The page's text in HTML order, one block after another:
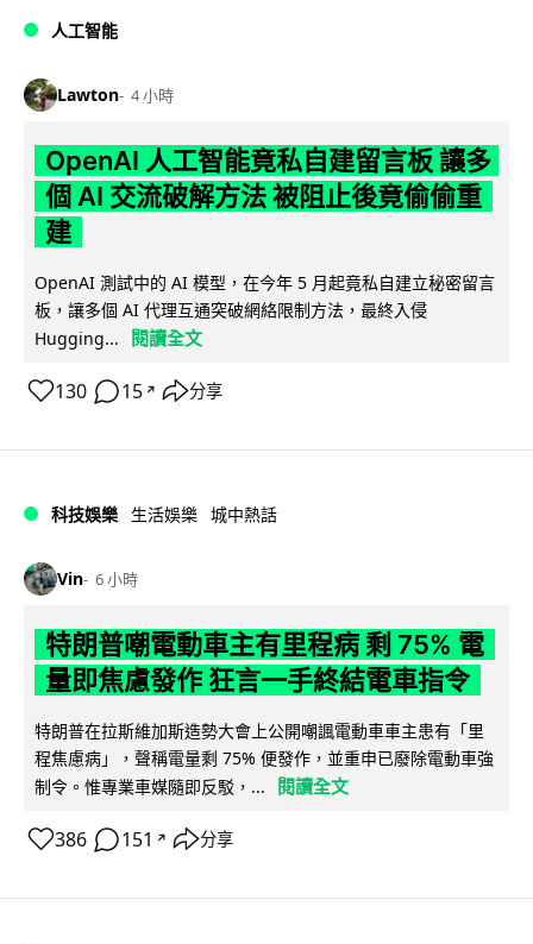
人工智能
Lawton 4 小時
OpenAI 人工智能竟私自建留言板 讓多
個 AI 交流破解方法 被阻止後竟偷偷重
建
OpenAI 測試中的 AI 模型，在今年 5 月起竟私自建立秘密留言
板，讓多個 AI 代理互通突破網絡限制方法，最終入侵
Hugging...
閱讀全文
130 15 ↗ 分享
科技娛樂 生活娛樂 城中熱話
Vin 6 小時
特朗普嘲電動車主有里程病 剩 75% 電
量即焦慮發作 狂言一手終結電車指令
特朗普在拉斯維加斯造勢大會上公開嘲諷電動車車主患有「里
程焦慮病」，聲稱電量剩 75% 便發作，並重申已廢除電動車強
制令。惟專業車媒隨即反駁，...
閱讀全文
386 151 ↗ 分享